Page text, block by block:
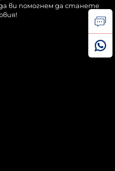
ви помогнем да станете